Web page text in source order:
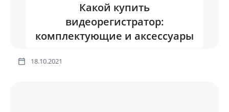
Какой купить
видеорегистратор:
комплектующие и аксессуары
18.10.2021